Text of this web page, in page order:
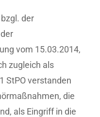
der
vom 15.03.2014,
zugleich als
StPO verstanden
die
als Eingriff in die